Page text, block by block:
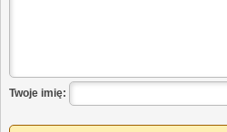
Twoje imię: